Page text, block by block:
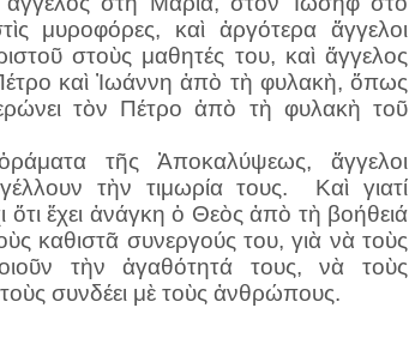
μυροφόρες, καὶ ἀργότερα ἄγγελοι
στοὺς μαθητές του, καὶ ἄγγελος
καὶ Ἰωάννη ἀπὸ τὴ φυλακὴ, ὅπως
τὸν Πέτρο ἀπὸ τὴ φυλακὴ τοῦ
τῆς Ἀποκαλύψεως, ἄγγελοι
τὴν τιμωρία τους.
Καὶ γιατί
ἔχει ἀνάγκη ὁ Θεὸς ἀπὸ τὴ βοήθειά
καθιστᾶ συνεργούς του, γιὰ νὰ τοὺς
τὴν ἀγαθότητά τους, νὰ τοὺς
συνδέει μὲ τοὺς ἀνθρώπους.